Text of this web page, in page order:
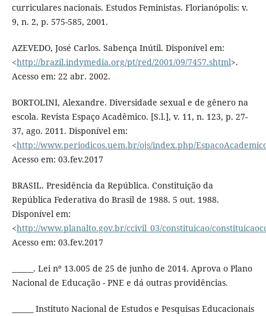
curriculares nacionais. Estudos Feministas. Florianópolis: v.
9, n. 2, p. 575-585, 2001.
AZEVEDO, José Carlos. Sabença Inútil. Disponível em:
<http://brazil.indymedia.org/pt/red/2001/09/7457.shtml>.
Acesso em: 22 abr. 2002.
BORTOLINI, Alexandre. Diversidade sexual e de gênero na
escola. Revista Espaço Acadêmico. [S.l.], v. 11, n. 123, p. 27-
37, ago. 2011. Disponível em:
<http://www.periodicos.uem.br/ojs/index.php/
Acesso em: 03.fev.2017
BRASIL. Presidência da República. Constituição da
República Federativa do Brasil de 1988. 5 out. 1988.
Disponível em:
<http://www.planalto.gov.br/ccivil_03/constituicao/
Acesso em: 03.fev.2017
______. Lei nº 13.005 de 25 de junho de 2014. Aprova o Plano
Nacional de Educação - PNE e dá outras providências.
______ Instituto Nacional de Estudos e Pesquisas Educacionais